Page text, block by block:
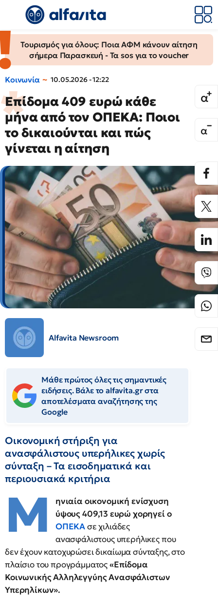
Τουρισμός για όλους: Ποια ΑΦΜ κάνουν αίτηση
σήμερα Παρασκευή - Τα sos για το voucher
Κοινωνία 10.05.2026 - 12:22
Επίδομα 409 ευρώ κάθε
μήνα από τον ΟΠΕΚΑ: Ποιοι
το δικαιούνται και πώς
γίνεται η αίτηση
Alfavita Newsroom
Μάθε πρώτος όλες τις σημαντικές
ειδήσεις. Βάλε το alfavita.gr στα
αποτελέσματα αναζήτησης της
Google
Οικονομική στήριξη για
ανασφάλιστους υπερήλικες χωρίς
σύνταξη – Τα εισοδηματικά και
περιουσιακά κριτήρια
Μ
ηνιαία οικονομική ενίσχυση
ύψους 409,13 ευρώ χορηγεί ο
ΟΠΕΚΑσε χιλιάδες
ανασφάλιστους υπερήλικες που
δεν έχουν κατοχυρώσει δικαίωμα σύνταξης, στο
πλαίσιο του προγράμματος«Επίδομα
Κοινωνικής Αλληλεγγύης Ανασφάλιστων
Υπερηλίκων».